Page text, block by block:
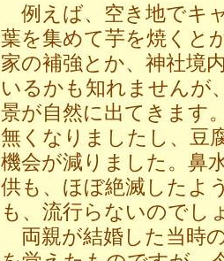
例えば、空き地でキ
葉を集めて芋を焼くと
家の補強とか、神社境
いるかも知れませんが
景が自然に出てきます
無くなりましたし、豆
機会が減りました。鼻
供も、ほぼ絶滅したよ
も、流行らないのでし
両親が結婚した当時